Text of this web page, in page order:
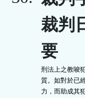
裁判
要
刑法上之教唆
質。如對於已
力，而助成其